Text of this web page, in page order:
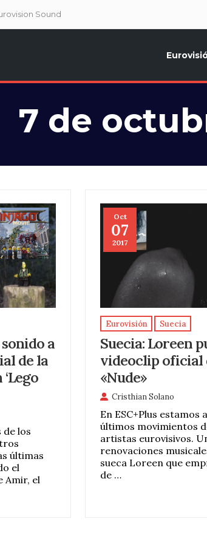
Sound
7 de
a
de la
de los
últimas
el
Amir, el
Oct
07
2017
Eurovisión Suecia
Suecia: Loreen
videoclip oficial
«Nude»
Cristhian Solano
En ESC+Plus estamos
últimos movimientos
artistas eurovisivos.
renovaciones
sueca Loreen que
de …